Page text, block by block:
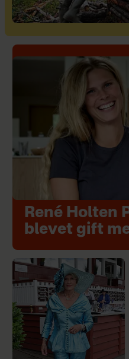
René Holten
blevet gift